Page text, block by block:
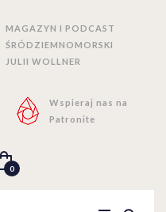
MAGAZYN I PODCAST
ŚRÓDZIEMNOMORSKI
JULII WOLLNER
Wspieraj nas na
Patronite
0